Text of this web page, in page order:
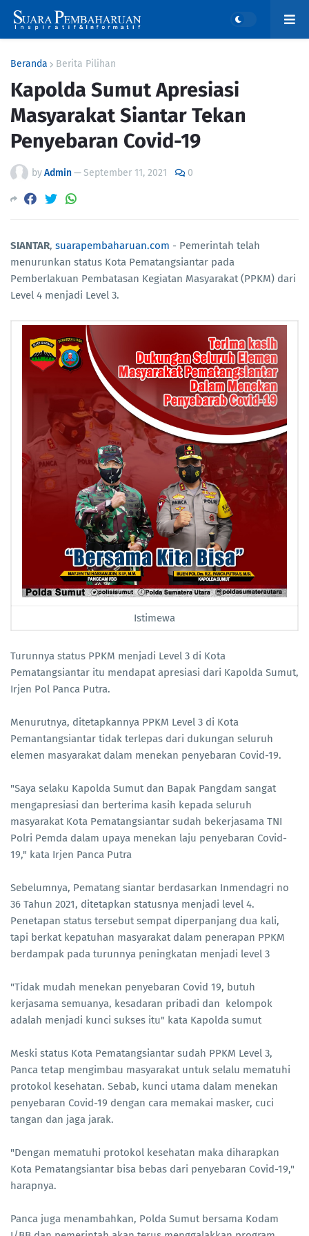
Beranda Berita Pilihan
Kapolda Sumut Apresiasi
Masyarakat Siantar Tekan
Penyebaran Covid-19
byAdmin—September 11, 2021 0
SIANTAR, suarapembaharuan.com - Pemerintah telah
menurunkan status Kota Pematangsiantar pada
Pemberlakuan Pembatasan Kegiatan Masyarakat (PPKM) dari
Level 4 menjadi Level 3.
Istimewa
Turunnya status PPKM menjadi Level 3 di Kota
Pematangsiantar itu mendapat apresiasi dari Kapolda Sumut,
Irjen Pol Panca Putra.
Menurutnya, ditetapkannya PPKM Level 3 di Kota
Pemantangsiantar tidak terlepas dari dukungan seluruh
elemen masyarakat dalam menekan penyebaran Covid-19.
"Saya selaku Kapolda Sumut dan Bapak Pangdam sangat
mengapresiasi dan berterima kasih kepada seluruh
masyarakat Kota Pematangsiantar sudah bekerjasama TNI
Polri Pemda dalam upaya menekan laju penyebaran Covid-
19," kata Irjen Panca Putra
Sebelumnya, Pematang siantar berdasarkan Inmendagri no
36 Tahun 2021, ditetapkan statusnya menjadi level 4.
Penetapan status tersebut sempat diperpanjang dua kali,
tapi berkat kepatuhan masyarakat dalam penerapan PPKM
berdampak pada turunnya peningkatan menjadi level 3
"Tidak mudah menekan penyebaran Covid 19, butuh
kerjasama semuanya, kesadaran pribadi dan kelompok
adalah menjadi kunci sukses itu" kata Kapolda sumut
Meski status Kota Pematangsiantar sudah PPKM Level 3,
Panca tetap mengimbau masyarakat untuk selalu mematuhi
protokol kesehatan. Sebab, kunci utama dalam menekan
penyebaran Covid-19 dengan cara memakai masker, cuci
tangan dan jaga jarak.
"Dengan mematuhi protokol kesehatan maka diharapkan
Kota Pematangsiantar bisa bebas dari penyebaran Covid-19,"
harapnya.
Panca juga menambahkan, Polda Sumut bersama Kodam